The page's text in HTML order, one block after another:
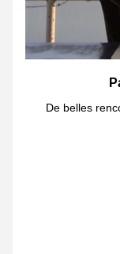
De belles